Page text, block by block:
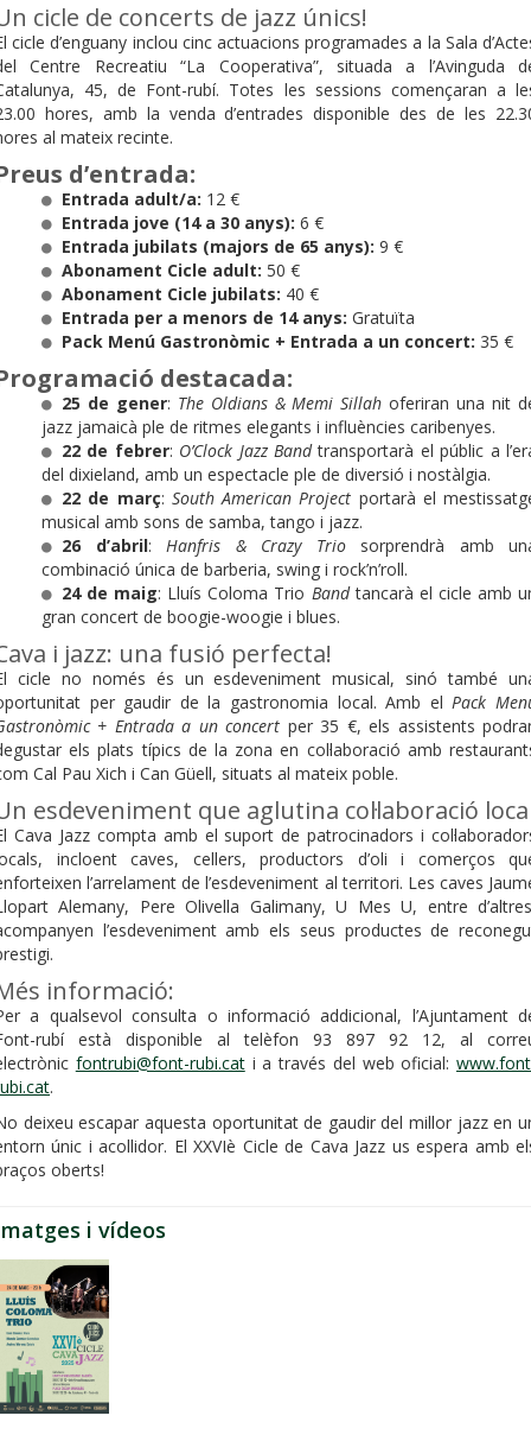
cicle de concerts de jazz únics!
cicle d’enguany inclou cinc actuacions programades a la Sala
Centre Recreatiu “La Cooperativa”, situada a l’Avinguda
45, de Font-rubí. Totes les sessions començaran a
hores, amb la venda d’entrades disponible des de les
al mateix recinte.
d’entrada:
Entrada adult/a: 12 €
Entrada jove (14 a 30 anys): 6 €
Entrada jubilats (majors de 65 anys): 9 €
Abonament Cicle adult: 50 €
Abonament Cicle jubilats: 40 €
Entrada per a menors de 14 anys: Gratuïta
Pack Menú Gastronòmic + Entrada a un concert: 35 €
destacada:
25 de gener: The Oldians & Memi Sillah oferiran una nit
jazz jamaicà ple de ritmes elegants i influències caribenyes.
22 de febrer: O’Clock Jazz Bandtransportarà el públic a
del dixieland, amb un espectacle ple de diversió i nostàlgia.
22 de març: South American Project portarà el
musical amb sons de samba, tango i jazz.
26 d’abril: Hanfris & Crazy Triosorprendrà amb
combinació única de barberia, swing i rock’n’roll.
24 de maig: Lluís Coloma Trio Bandtancarà el cicle amb
gran concert de boogie-woogie i blues.
i jazz: una fusió perfecta!
cicle no només és un esdeveniment musical, sinó també
per gaudir de la gastronomia local. Amb elPack
+ Entrada a un concert per 35 €, els assistents
els plats típics de la zona en col·laboració amb
Cal Pau Xich i Can Güell, situats al mateix poble.
esdeveniment que aglutina col·laboració
Cava Jazz compta amb el suport de patrocinadors i
incloent caves, cellers, productors d’oli i comerços
l’arrelament de l’esdeveniment al territori. Les caves
Alemany, Pere Olivella Galimany, U Mes U, entre
l’esdeveniment amb els seus productes de
informació:
a qualsevol consulta o informació addicional, l’Ajuntament
rubí està disponible al telèfon 93 897 92 12, al
fontrubi@font-rubi.cati a través del web oficial:
.
deixeu escapar aquesta oportunitat de gaudir del millor jazz en
únic i acollidor. El XXVIè Cicle de Cava Jazz us espera amb
oberts!
i vídeos